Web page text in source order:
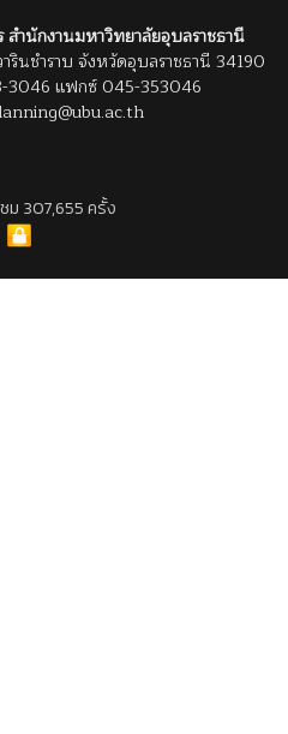
ำนักงานมหาวิทยาลัยอุบลราชธานี
รินชำราบ จังหวัดอุบลราชธานี 34190
3046 แฟกซ์ 045-353046
ม 307,655 ครั้ง